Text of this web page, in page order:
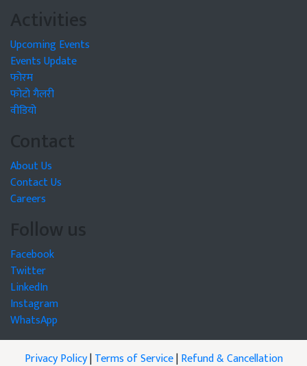
Activities
Upcoming Events
Events Update
फोरम
फोटो गैलरी
वीडियो
Contact
About Us
Contact Us
Careers
Follow us
Facebook
Twitter
LinkedIn
Instagram
WhatsApp
Privacy Policy|Terms of Service|Refund & Cancellation